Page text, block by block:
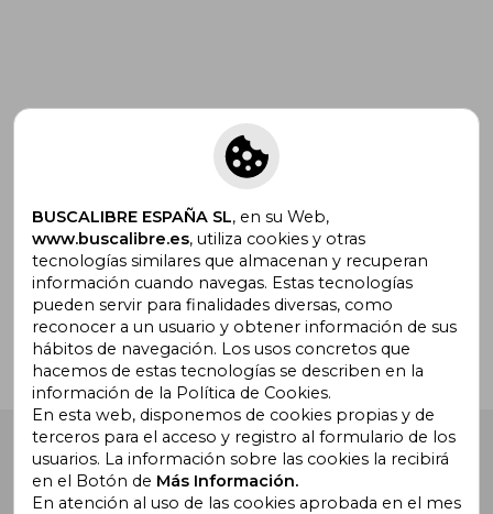
Suscríbete para recibir ofertas y
promociones
¿Necesitas ayuda?
Ir a Centro de Soporte
Buscalibre España . Calle Energía, 65, Nave 3 (08940),
Cornellà de Llobregat, Barcelona. Derechos Reservados.
BUSCALIBRE ESPAÑA SL, en su Web,
www.buscalibre.es, utiliza cookies y otras
tecnologías similares que almacenan y recuperan
información cuando navegas. Estas tecnologías
pueden servir para finalidades diversas, como
reconocer a un usuario y obtener información de sus
hábitos de navegación. Los usos concretos que
hacemos de estas tecnologías se describen en la
información de la Política de Cookies.
En esta web, disponemos de cookies propias y de
terceros para el acceso y registro al formulario de los
usuarios. La información sobre las cookies la recibirá
en el Botón de Más Información.
En atención al uso de las cookies aprobada en el mes